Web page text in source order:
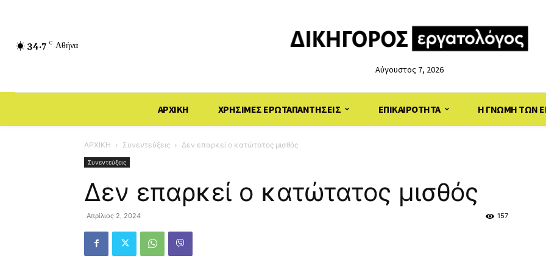
34.7 C Αθήνα
Αύγουστος 7, 2026
ΑΡΧΙΚΗ ΧΡΗΣΙΜΕΣ ΕΡΩΤΑΠΑΝΤΗΣΕΙΣ ΕΠΙΚΑΙΡΟΤΗΤΑ Η ΓΝΩΜΗ ΤΩΝ
ΑΡΧΙΚΗ Συνεντεύξεις Δεν επαρκεί ο κατώτατος μισθός
Συνεντεύξεις
Δεν επαρκεί ο κατώτατος μισθός
Απρίλιος 2, 2024 157